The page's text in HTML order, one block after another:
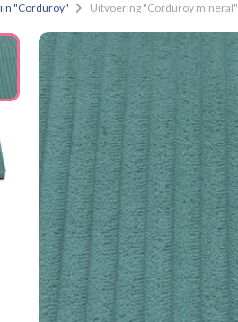
"Corduroy" Uitvoering "Corduroy mineral"